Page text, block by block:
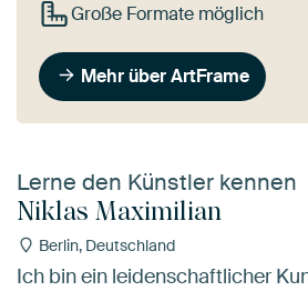
Große Formate möglich
Mehr über ArtFrame
Lerne den Künstler kennen
Niklas Maximilian
Berlin, Deutschland
Ich bin ein leidenschaftlicher